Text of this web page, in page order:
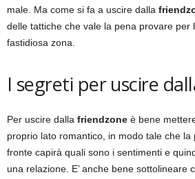
male. Ma come si fa a uscire dalla
delle tattiche che vale la pena provare per
fastidiosa zona.
I segreti per uscire
Per uscire dalla friendzone è bene
proprio lato romantico, in modo tale che
fronte capirà quali sono i sentimenti e
una relazione. E’ anche bene sottolineare